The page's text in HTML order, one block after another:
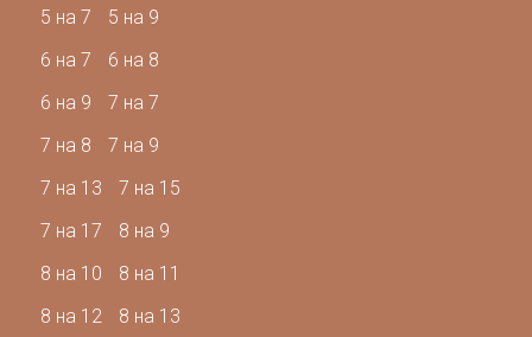
5 на 7
5 на 9
6 на 7
6 на 8
6 на 9
7 на 7
7 на 8
7 на 9
7 на 13
7 на 15
7 на 17
8 на 9
8 на 10
8 на 11
8 на 12
8 на 13